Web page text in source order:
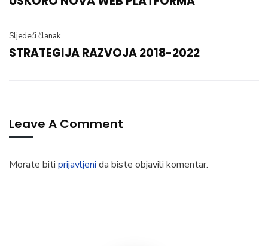
Sljedeći članak
STRATEGIJA RAZVOJA 2018-2022
Leave A Comment
Morate biti prijavljeni da biste objavili komentar.